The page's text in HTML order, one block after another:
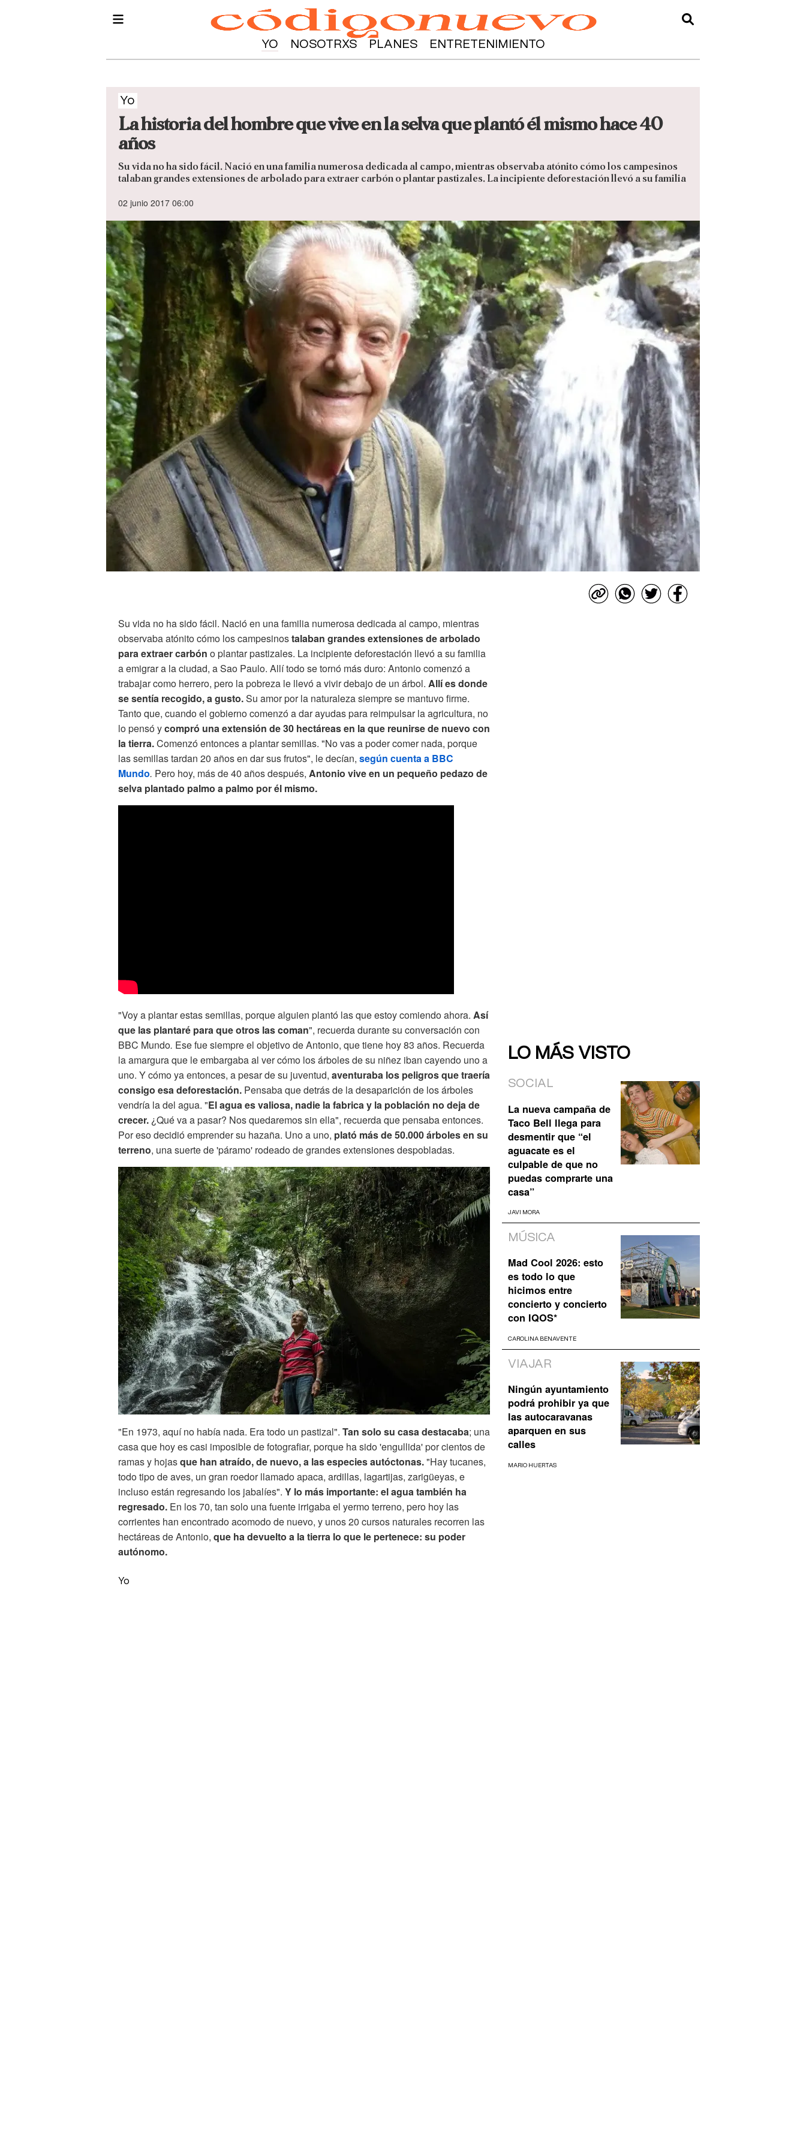
YO NOSOTRXS PLANES ENTRETENIMIENTO
Yo
La historia del hombre que vive en la selva que plantó él mismo hace 40
años
Su vida no ha sido fácil. Nació en una familia numerosa dedicada al campo, mientras observaba atónito cómo los campesinos
talaban grandes extensiones de arbolado para extraer carbón o plantar pastizales. La incipiente deforestación llevó a su familia
02 junio 2017 06:00
Su vida no ha sido fácil. Nació en una familia numerosa dedicada al campo, mientras
observaba atónito cómo los campesinostalaban grandes extensiones de arbolado
para extraer carbón o plantar pastizales. La incipiente deforestación llevó a su familia
a emigrar a la ciudad, a Sao Paulo. Allí todo se tornó más duro: Antonio comenzó a
trabajar como herrero, pero la pobreza le llevó a vivir debajo de un árbol. Allí es donde
se sentía recogido, a gusto.Su amor por la naturaleza siempre se mantuvo firme.
Tanto que, cuando el gobierno comenzó a dar ayudas para reimpulsar la agricultura, no
lo pensó ycompró una extensión de 30 hectáreas en la que reunirse de nuevo con
la tierra.Comenzó entonces a plantar semillas. "No vas a poder comer nada, porque
las semillas tardan 20 años en dar sus frutos", le decían, según cuenta a BBC
Mundo. Pero hoy, más de 40 años después, Antonio vive en un pequeño pedazo de
selva plantado palmo a palmo por él mismo.
"Voy a plantar estas semillas, porque alguien plantó las que estoy comiendo ahora. Así
que las plantaré para que otros las coman", recuerda durante su conversación con
BBC Mundo. Ese fue siempre el objetivo de Antonio, que tiene hoy 83 años. Recuerda
la amargura que le embargaba al ver cómo los árboles de su niñez iban cayendo uno a
uno. Y cómo ya entonces, a pesar de su juventud, aventuraba los peligros que traería
consigo esa deforestación. Pensaba que detrás de la desaparición de los árboles
vendría la del agua. "El agua es valiosa, nadie la fabrica y la población no deja de
crecer. ¿Qué va a pasar? Nos quedaremos sin ella", recuerda que pensaba entonces.
Por eso decidió emprender su hazaña. Uno a uno, plató más de 50.000 árboles en su
terreno, una suerte de 'páramo' rodeado de grandes extensiones despobladas.
"En 1973, aquí no había nada. Era todo un pastizal". Tan solo su casa destacaba; una
casa que hoy es casi imposible de fotografiar, porque ha sido 'engullida' por cientos de
ramas y hojasque han atraído, de nuevo, a las especies autóctonas."Hay tucanes,
todo tipo de aves, un gran roedor llamado apaca, ardillas, lagartijas, zarigüeyas, e
incluso están regresando los jabalíes". Y lo más importante: el agua también ha
regresado. En los 70, tan solo una fuente irrigaba el yermo terreno, pero hoy las
corrientes han encontrado acomodo de nuevo, y unos 20 cursos naturales recorren las
hectáreas de Antonio, que ha devuelto a la tierra lo que le pertenece: su poder
autónomo.
Yo
LO MÁS VISTO
SOCIAL
La nueva campaña de
Taco Bell llega para
desmentir que “el
aguacate es el
culpable de que no
puedas comprarte una
casa”
JAVI MORA
MÚSICA
Mad Cool 2026: esto
es todo lo que
hicimos entre
concierto y concierto
con IQOS*
CAROLINA BENAVENTE
VIAJAR
Ningún ayuntamiento
podrá prohibir ya que
las autocaravanas
aparquen en sus
calles
MARIO HUERTAS